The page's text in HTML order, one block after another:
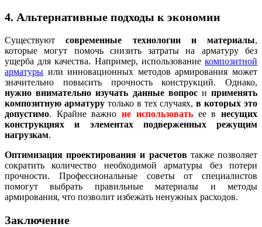
4. Альтернативные подходы к экономии
Существуютсовременные технологии и материалы,
которые могут помочь снизить затраты на арматуру без
ущерба для качества. Например, использование композитной
арматуры или инновационных методов армирования может
значительно повысить прочность конструкций. Однако,
нужно внимательно изучать данные вопросиприменять
композитную арматурутолько в тех случаях,в которых это
допустимо. Крайне важноне использоватьее внесущих
конструкциях и элементах подверженных режущим
нагрузкам.
Оптимизация проектирования и расчетовтакже позволяет
сократить количество необходимой арматуры без потери
прочности. Профессиональные советы от специалистов
помогут выбрать правильные материалы и методы
армирования, что позволит избежать ненужных расходов.
Заключение